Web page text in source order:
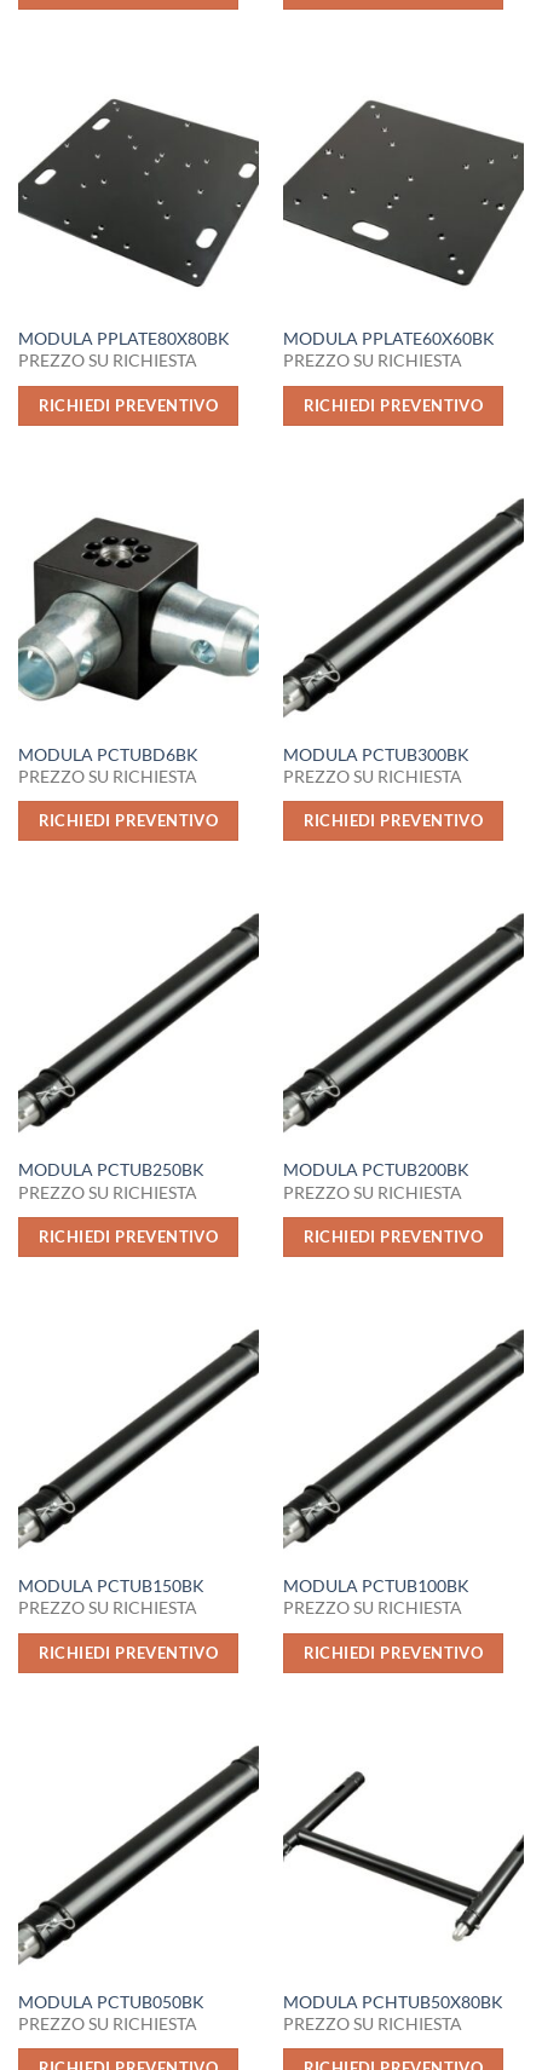
MODULA PPLATE80X80BK
PREZZO SU RICHIESTA
RICHIEDI PREVENTIVO
MODULA PPLATE60X60BK
PREZZO SU RICHIESTA
RICHIEDI PREVENTIVO
MODULA PCTUBD6BK
PREZZO SU RICHIESTA
RICHIEDI PREVENTIVO
MODULA PCTUB300BK
PREZZO SU RICHIESTA
RICHIEDI PREVENTIVO
MODULA PCTUB250BK
PREZZO SU RICHIESTA
RICHIEDI PREVENTIVO
MODULA PCTUB200BK
PREZZO SU RICHIESTA
RICHIEDI PREVENTIVO
MODULA PCTUB150BK
PREZZO SU RICHIESTA
RICHIEDI PREVENTIVO
MODULA PCTUB100BK
PREZZO SU RICHIESTA
RICHIEDI PREVENTIVO
MODULA PCTUB050BK
PREZZO SU RICHIESTA
MODULA PCHTUB50X80BK
PREZZO SU RICHIESTA